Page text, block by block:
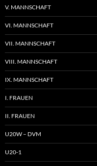
V. MANNSCHAFT
VI. MANNSCHAFT
VII. MANNSCHAFT
VIII. MANNSCHAFT
IX. MANNSCHAFT
I. FRAUEN
II. FRAUEN
U20W – DVM
U20-1